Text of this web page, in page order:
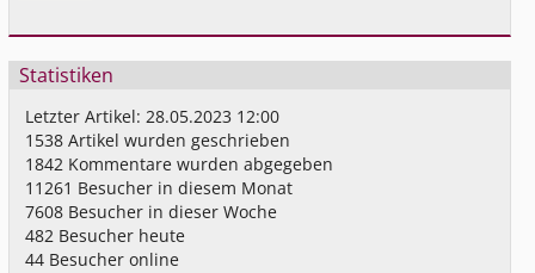
Statistiken
Letzter Artikel:28.05.2023 12:00
1538 Artikel wurden geschrieben
1842 Kommentare wurden abgegeben
11261 Besucher in diesem Monat
7608 Besucher in dieser Woche
482 Besucher heute
44 Besucher online